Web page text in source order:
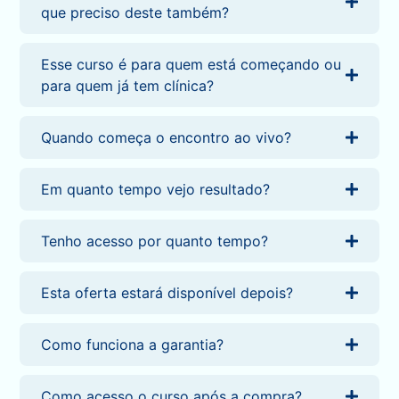
que preciso deste também?
Esse curso é para quem está começando ou
para quem já tem clínica?
Quando começa o encontro ao vivo?
Em quanto tempo vejo resultado?
Tenho acesso por quanto tempo?
Esta oferta estará disponível depois?
Como funciona a garantia?